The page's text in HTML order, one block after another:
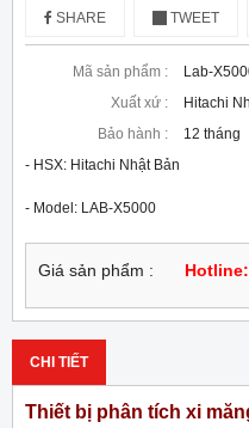
SHARE TWEET
Mã sản phẩm :
Lab-
Xuất xứ :
Hitachi
Bảo hành :
12 tháng
- HSX: Hitachi Nhật Bản
- Model: LAB-X5000
Giá sản phẩm :
CHI TIẾT
Thiết bị phân tích xi